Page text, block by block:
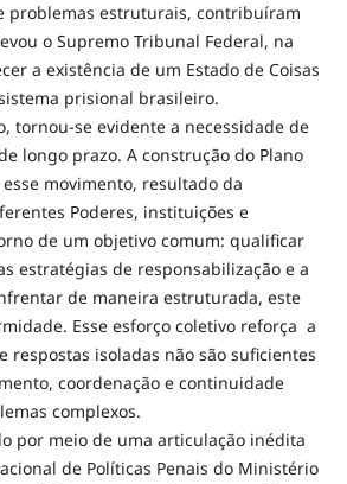
problemas estruturais, contribuíram
o Supremo Tribunal Federal, na
a existência de um Estado de Coisas
prisional brasileiro.
tornou-se evidente a necessidade de
longo prazo. A construção do Plano
esse movimento, resultado da
Poderes, instituições e
de um objetivo comum: qualificar
estratégias de responsabilização e a
de maneira estruturada, este
Esse esforço coletivo reforça a
respostas isoladas não são suficientes
coordenação e continuidade
complexos.
por meio de uma articulação inédita
de Políticas Penais do Ministério